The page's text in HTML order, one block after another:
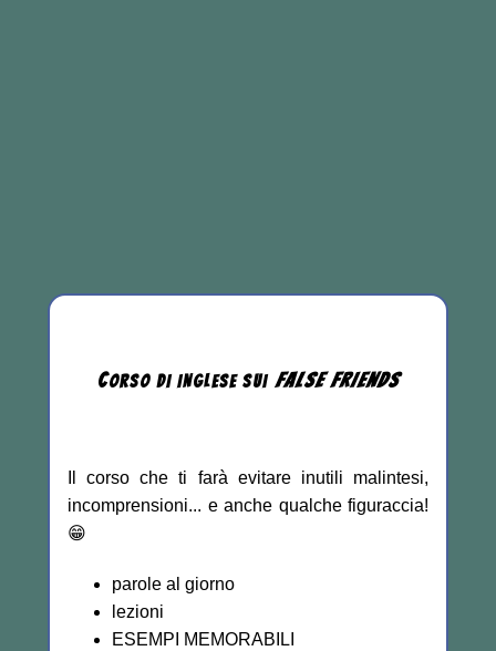
CORSO DI INGLESE SUI FALSEFRIENDS
Il corso che ti farà evitare inutili malintesi,
incomprensioni... e anche qualche figuraccia!
😁
parole al giorno
lezioni
ESEMPI MEMORABILI